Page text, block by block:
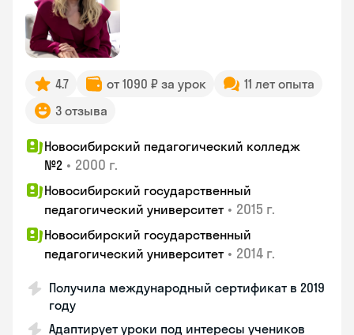
4.7 от 1090 ₽ за урок
11 лет опыта
3 отзыва
Новосибирский педагогический колледж
№2 • 2000 г.
Новосибирский государственный
педагогический университет • 2015 г.
Новосибирский государственный
педагогический университет • 2014 г.
Получила международный сертификат в 2019
году
Адаптирует уроки под интересы учеников